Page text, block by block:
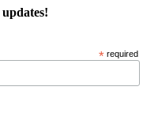
updates!
* required